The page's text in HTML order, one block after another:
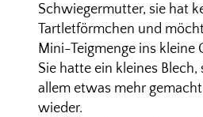
Schwiegermutter, sie hat
Tartletförmchen und
Mini-Teigmenge ins kleine
Sie hatte ein kleines
allem etwas mehr
wieder.